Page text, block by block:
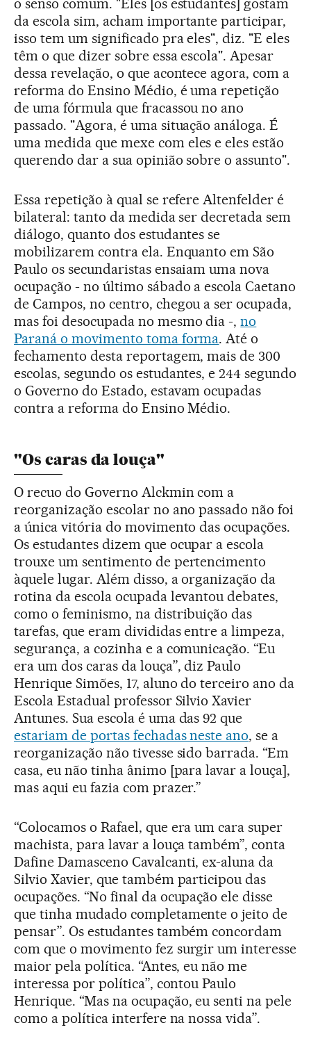
da escola sim, acham importante participar,
isso tem um significado pra eles", diz. "E eles
têm o que dizer sobre essa escola". Apesar
dessa revelação, o que acontece agora, com a
reforma do Ensino Médio, é uma repetição
de uma fórmula que fracassou no ano
passado. "Agora, é uma situação análoga. É
uma medida que mexe com eles e eles estão
querendo dar a sua opinião sobre o assunto".
Essa repetição à qual se refere Altenfelder é
bilateral: tanto da medida ser decretada sem
diálogo, quanto dos estudantes se
mobilizarem contra ela. Enquanto em São
Paulo os secundaristas ensaiam uma nova
ocupação - no último sábado a escola Caetano
de Campos, no centro, chegou a ser ocupada,
mas foi desocupada no mesmo dia -,no
Paraná o movimento toma forma. Até o
fechamento desta reportagem, mais de 300
escolas, segundo os estudantes, e 244 segundo
o Governo do Estado, estavam ocupadas
contra a reforma do Ensino Médio.
"Os caras da louça"
O recuo do Governo Alckmin com a
reorganização escolar no ano passado não foi
a única vitória do movimento das ocupações.
Os estudantes dizem que ocupar a escola
trouxe um sentimento de pertencimento
àquele lugar. Além disso, a organização da
rotina da escola ocupada levantou debates,
como o feminismo, na distribuição das
tarefas, que eram divididas entre a limpeza,
segurança, a cozinha e a comunicação. “Eu
era um dos caras da louça”, diz Paulo
Henrique Simões, 17, aluno do terceiro ano da
Escola Estadual professor Silvio Xavier
Antunes. Sua escola é uma das 92 que
estariam de portas fechadas neste ano, se a
reorganização não tivesse sido barrada. “Em
casa, eu não tinha ânimo [para lavar a louça],
mas aqui eu fazia com prazer.”
“Colocamos o Rafael, que era um cara super
machista, para lavar a louça também”, conta
Dafine Damasceno Cavalcanti, ex-aluna da
Silvio Xavier, que também participou das
ocupações. “No final da ocupação ele disse
que tinha mudado completamente o jeito de
pensar”. Os estudantes também concordam
com que o movimento fez surgir um interesse
maior pela política. “Antes, eu não me
interessa por política”, contou Paulo
Henrique. “Mas na ocupação, eu senti na pele
como a política interfere na nossa vida”.